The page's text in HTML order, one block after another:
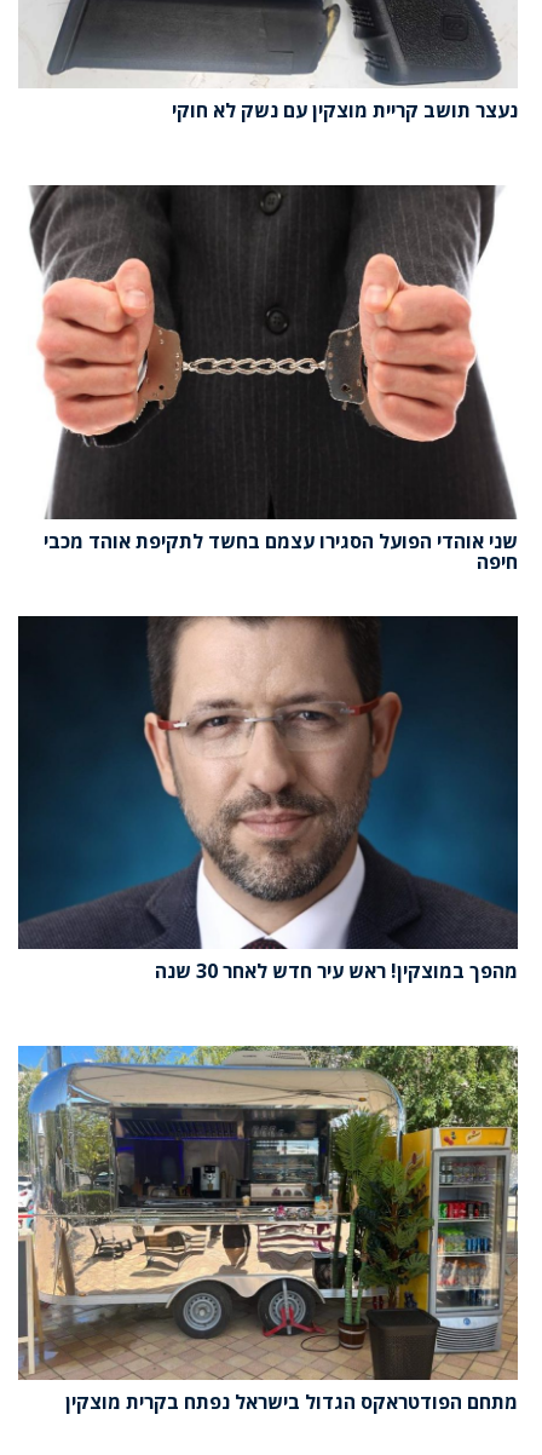
נעצר תושב קריית מוצקין עם נשק לא חוקי
שני אוהדי הפועל הסגירו עצמם בחשד לתקיפת אוהד מכבי
חיפה
מהפך במוצקין! ראש עיר חדש לאחר 30 שנה
מתחם הפודטראקס הגדול בישראל נפתח בקרית מוצקין